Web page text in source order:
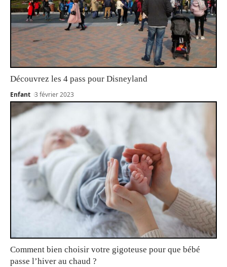
Découvrez les 4 pass pour Disneyland
Enfant 3 février 2023
Comment bien choisir votre gigoteuse pour que bébé
passe l’hiver au chaud ?